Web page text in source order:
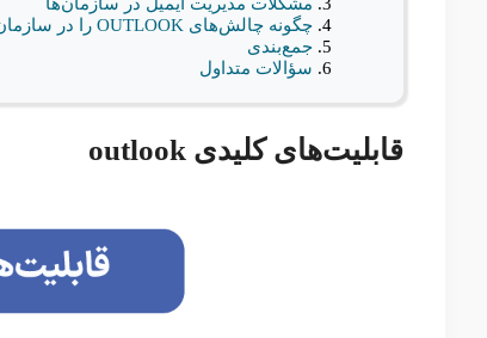
چگونه چالش‌های OUTLOOK را در سازمان حل کنیم؟
جمع‌بندی
سؤالات متداول
قابلیت‌های کلیدی outlook